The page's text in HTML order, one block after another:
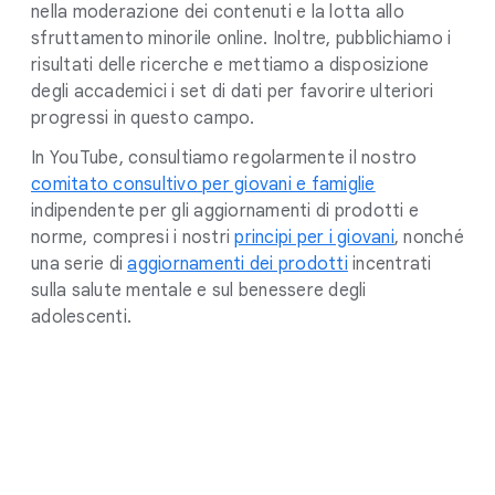
nella moderazione dei contenuti e la lotta allo
sfruttamento minorile online. Inoltre, pubblichiamo i
risultati delle ricerche e mettiamo a disposizione
degli accademici i set di dati per favorire ulteriori
progressi in questo campo.
In YouTube, consultiamo regolarmente il nostro
comitato consultivo per giovani e famiglie
indipendente per gli aggiornamenti di prodotti e
norme, compresi i nostri principi per i giovani, nonché
una serie di aggiornamenti dei prodotti incentrati
sulla salute mentale e sul benessere degli
adolescenti.